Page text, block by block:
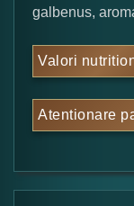
galbenus,
Valori
Atentionare